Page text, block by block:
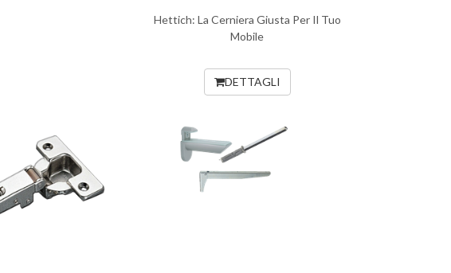
Hettich: La Cerniera Giusta Per Il Tuo
Mobile
DETTAGLI